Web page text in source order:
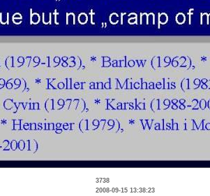
3738
2008-09-15 13:38:23